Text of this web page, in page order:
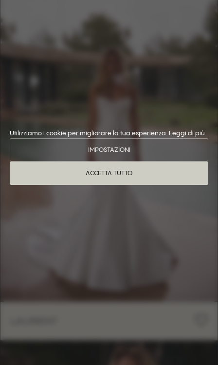
Utilizziamo i cookie per migliorare la tua esperienza. Leggi di più
ACCETTA TUTTO
IMPOSTAZIONI